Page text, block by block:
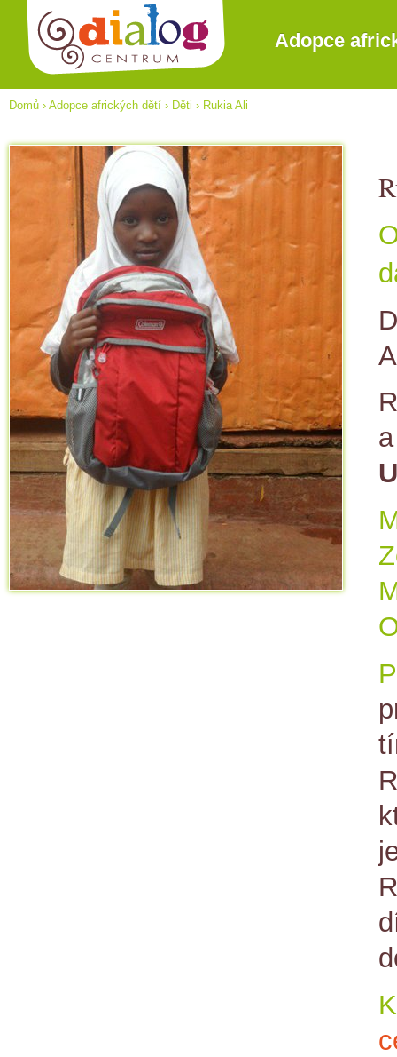
Adopce
Domů › Adopce afrických dětí › Děti › Rukia Ali